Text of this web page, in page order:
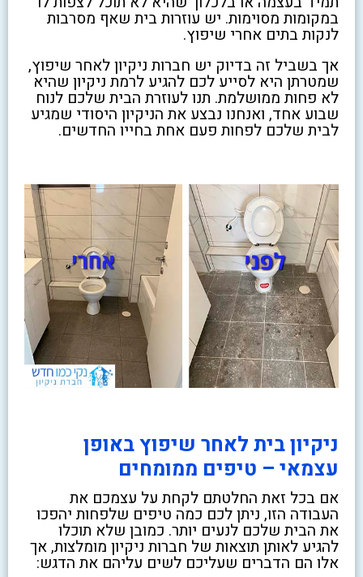
במקומות מסוימות. יש עוזרות בית שאף מסרבות
לנקות בתים אחרי שיפוץ.
אך בשביל זה בדיוק יש חברות ניקיון לאחר שיפוץ,
שמטרתן היא לסייע לכם להגיע לרמת ניקיון שהיא
לא פחות ממושלמת. תנו לעוזרת הבית שלכם לנוח
שבוע אחד, ואנחנו נבצע את הניקיון היסודי שמגיע
לבית שלכם לפחות פעם אחת בחייו החדשים.
ניקיון בית לאחר שיפוץ באופן
עצמאי – טיפים ממומחים
אם בכל זאת החלטתם לקחת על עצמכם את
העבודה הזו, ניתן לכם כמה טיפים שלפחות יהפכו
את הבית שלכם לנעים יותר. כמובן שלא תוכלו
להגיע לאותן תוצאות של חברות ניקיון מומלצות, אך
אלו הם הדברים שעליכם לשים עליהם את הדגש: